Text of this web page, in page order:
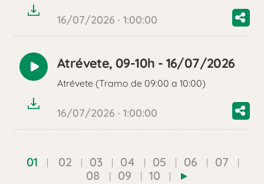
16/07/2026 · 1:00:00
Reproducir
audio
Atrévete, 09-10h - 16/07/2026
Atrévete (Tramo de 09:00 a 10:00)
16/07/2026 · 1:00:00
01 02 03 04 05 06
07
08
09 10